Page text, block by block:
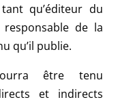
qu’éditeur du
responsable de la
qu’il publie.
être tenu
et indirects